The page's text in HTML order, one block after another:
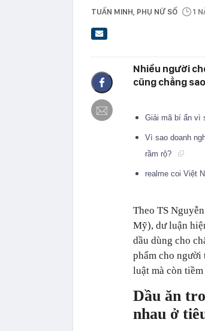
TUẤN MINH , PHỤ NỮ SỐ 1
Nhiều người
cũng chẳng
Giải mã bí ẩn vì
Vì sao doanh
rầm rộ?
realme coi Việt
Theo TS
Mỹ), dư luận
dầu dùng cho
phẩm cho người
luật mà còn
Dầu ăn
nhau ở